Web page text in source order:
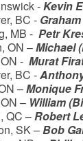
-Kevin
BC -
MB - Petr
ON –Michael
- Murat
BC -
–Monique
– William
QC –Robert
SK –Bob